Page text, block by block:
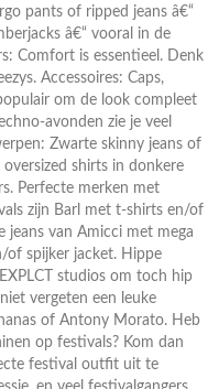
pants of ripped jeans â€“
â€“ vooral in de
Comfort is essentieel. Denk
Accessoires: Caps,
om de look compleet
avonden zie je veel
Zwarte skinny jeans of
shirts in donkere
Perfecte merken met
zijn Barl met t-shirts en/of
jeans van Amicci met mega
of spijker jacket. Hippe
studios om toch hip
vergeten een leuke
of Antony Morato. Heb
op festivals? Kom dan
festival outfit uit te